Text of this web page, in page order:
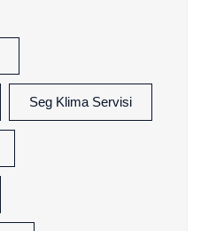
Seg Klima Servisi